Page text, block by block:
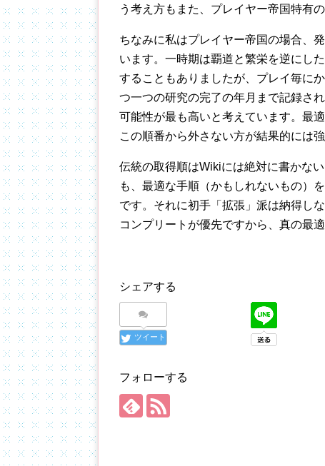
う考え方もまた、プレイヤー帝国特有
ちなみに私はプレイヤー帝国の場合
います。一時期は覇道と繁栄を逆にし
することもありましたが、プレイ毎に
つ一つの研究の完了の年月まで記録さ
可能性が最も高いと考えています。最
この順番から外さない方が結果的には
伝統の取得順はWikiには絶対に書かな
も、最適な手順（かもしれないもの）
です。それに初手「拡張」派は納得し
コンプリートが優先ですから、真の最
シェアする
ツイート
フォローする